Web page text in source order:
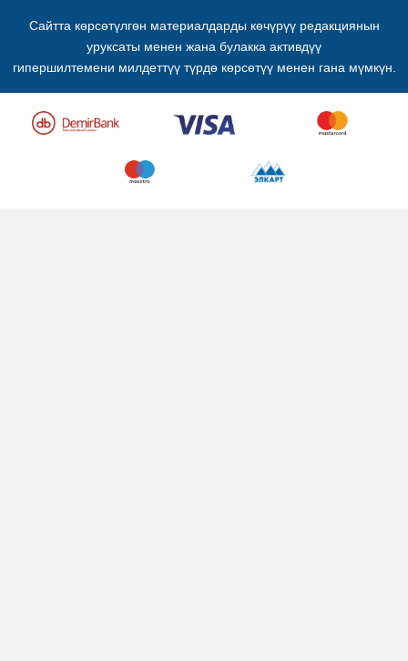
Сайтта көрсөтүлгөн материалдарды көчүрүү редакциянын
уруксаты менен жана булакка активдүү
гипершилтемени милдеттүү түрдө көрсөтүү менен гана мүмкүн.